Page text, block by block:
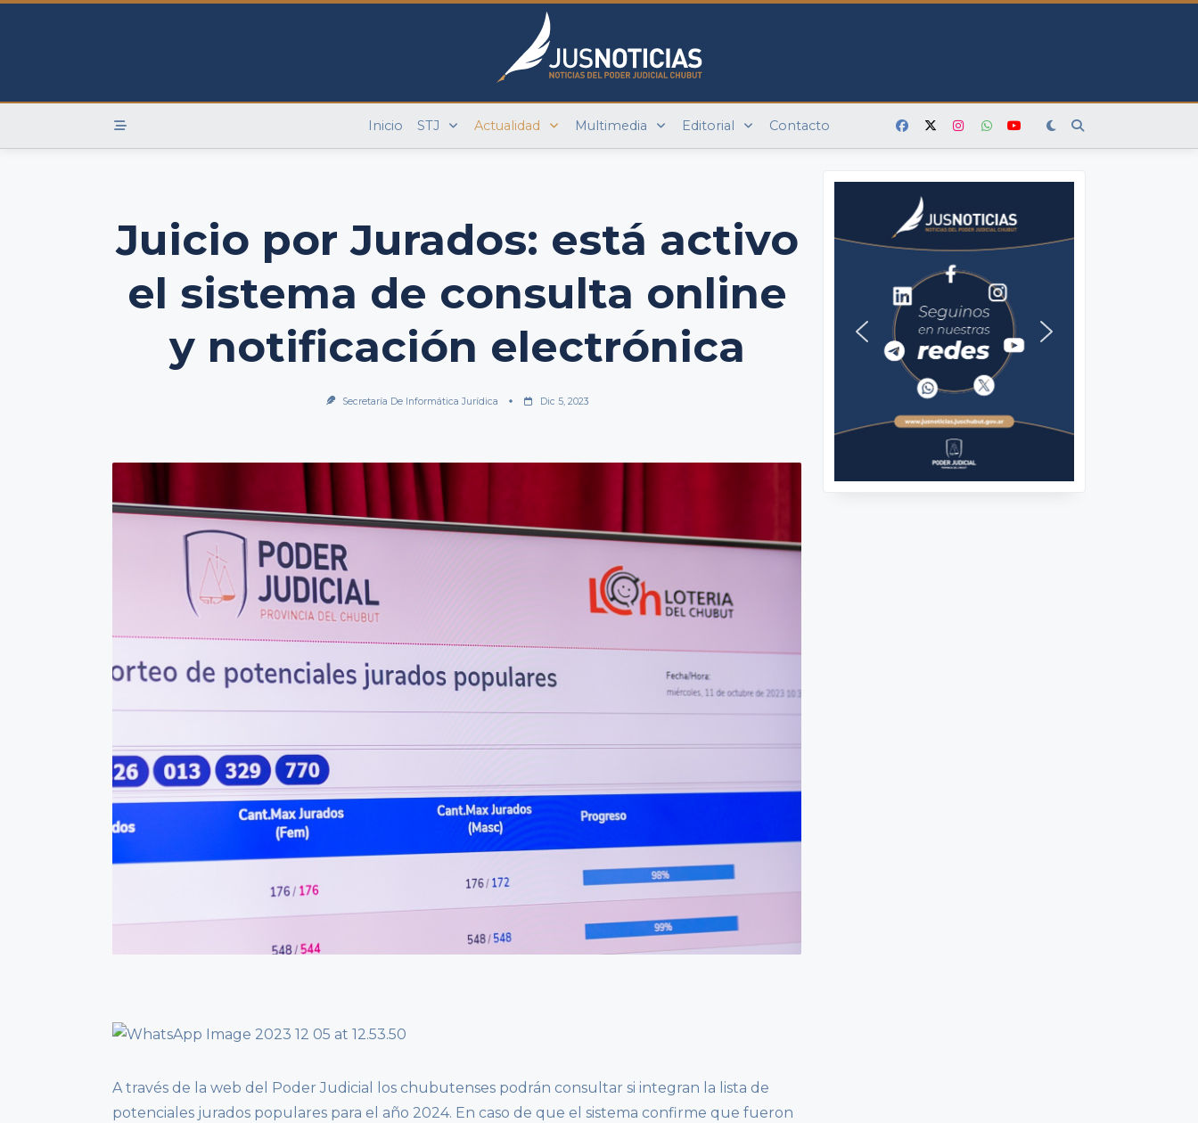
Skip
Inicio STJ Actualidad Multimedia Editorial Contacto
Juicio por Jurados: está activo
el sistema de consulta online
y notificación electrónica
Secretaría De Informática Jurídica Dic 5, 2023
A través de la web del Poder Judicial los chubutenses podrán consultar si integran la lista de
potenciales jurados populares para el año 2024. En caso de que el sistema confirme que fueron